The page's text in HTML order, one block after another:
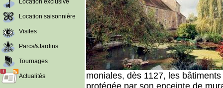
Location exclusive
Location saisonnière
Visites
Parcs&Jardins
Tournages
Actualités
moniales, dès 1127, les
protégée par son enceinte de